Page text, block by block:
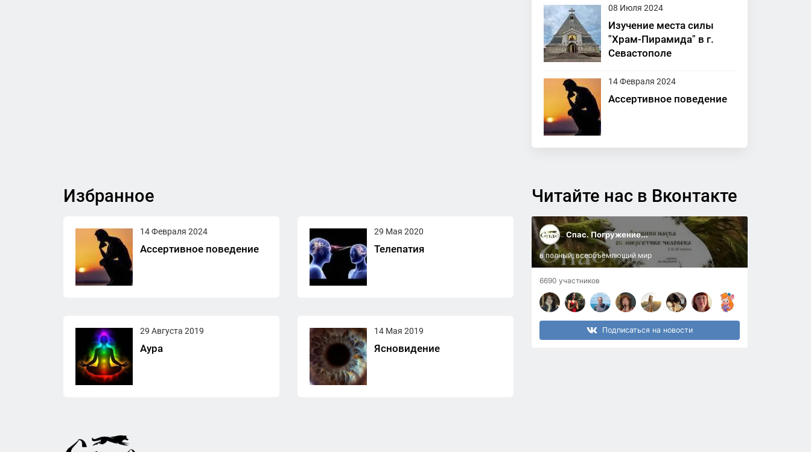
08 Июля 2024
Изучение места силы
"Храм-Пирамида" в г.
Севастополе
14 Февраля 2024
Ассертивное поведение
Избранное
14 Февраля 2024
Ассертивное поведение
29 Мая 2020
Телепатия
29 Августа 2019
Аура
14 Мая 2019
Ясновидение
Читайте нас в Вконтакте
Спас. Погружение...
в полный, всеобъемлющий мир
6690 участников
Подписаться на новости